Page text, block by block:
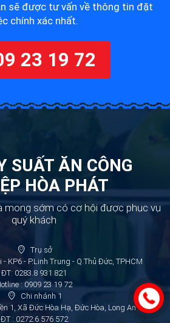
sẽ được tư vấn về thông tin đặt
chính xác nhất.
23 19 72
SUẤT ĂN CÔNG
HÒA PHÁT
mong sớm có cơ hội được phục vụ
quý khách
Trụ sở
KP6 - P.Linh Trung - Q.Thủ Đức, TPHCM
ĐT: 0283.8 931 821
: 0909 23 19 72
Chi nhánh 1
1, Xã Đức Hòa Hạ, Đức Hòa, Long An
ĐT : 0272.6 576 572